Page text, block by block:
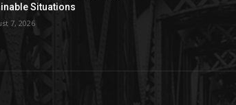
Situations
7, 2026